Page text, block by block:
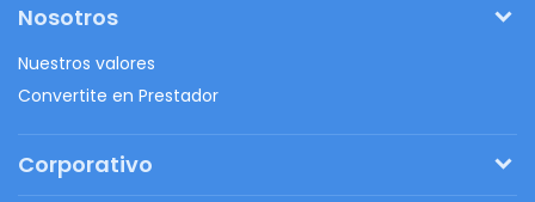
Nosotros
Nuestros valores
Convertite en Prestador
Corporativo